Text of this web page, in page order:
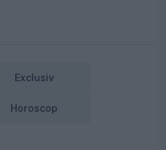
Exclusiv
Horoscop